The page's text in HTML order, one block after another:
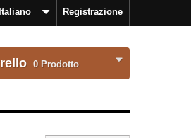
Registrazione
Italiano
0 Prodotto